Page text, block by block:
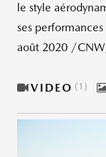
le style
ses
août 2020 /
VIDEO 1